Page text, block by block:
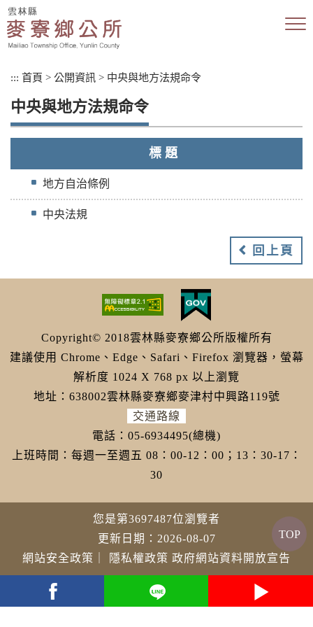
跳
到
主
::: 首頁 > 公開資訊 > 中央與地方法規命令
中央與地方法規命令
標 題
地方自治條例
中央法規
回上頁
Copyright© 2018雲林縣麥寮鄉公所版權所有
建議使用 Chrome、Edge、Safari、Firefox 瀏覽器，螢幕
解析度 1024 X 768 px 以上瀏覽
地址：638002雲林縣麥寮鄉麥津村中興路119號
交通路線
電話：05-6934495(總機)
上班時間：每週一至週五 08：00-12：00；13：30-17：
30
您是第3697487位瀏覽者
更新日期：2026-08-07
網站安全政策
隱私權政策 政府網站資料開放宣告
TOP